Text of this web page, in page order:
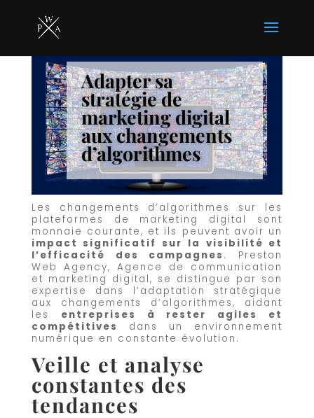
Adapter sa
stratégie de
marketing digital
aux changements
d’algorithmes
Les changements d’algorithmes sur les
plateformes de marketing digital sont
monnaie courante, et ils peuvent avoir un
impact significatif sur la visibilité et
l’efficacité des campagnes . Preston
Web Agency, Agence de communication
et marketing digital, se distingue par son
expertise dans l’adaptation stratégique
aux changements d’algorithmes, aidant
les entreprises à rester agiles et
compétitives
dans un environnement
numérique en constante évolution.
Veille et analyse
constantes des
tendances